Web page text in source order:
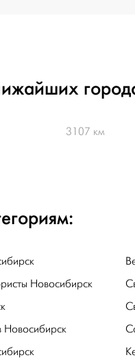
3107 км
Новосибирск
Новосибирск